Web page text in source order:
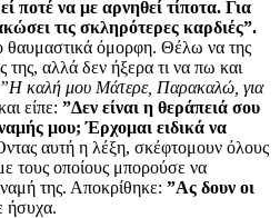
ποτέ να με αρνηθεί τίποτα. Για
τις σκληρότερες καρδιές”.
θαυμαστικά όμορφη. Θέλω να της
αλλά δεν ήξερα τι να πω και
”Η καλή μου Μάτερε, Παρακαλώ, για
είπε: ”Δεν είναι η θεράπειά σου
μου; Έρχομαι ειδικά να
αυτή η λέξη, σκέφτομουν όλους
τους οποίους μπορούσε να
της. Αποκρίθηκε: ”Ας δουν οι
ήσυχα.